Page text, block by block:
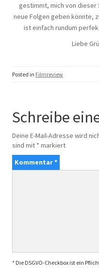
gestimmt, mich von dieser
neue Folgen geben könnte,
ist einfach rundum
Liebe
Posted in Filmreview
Schreibe
Deine E-Mail-Adresse wird
sind mit * markiert
Kommentar*
* Die DSGVO-Checkbox ist ein